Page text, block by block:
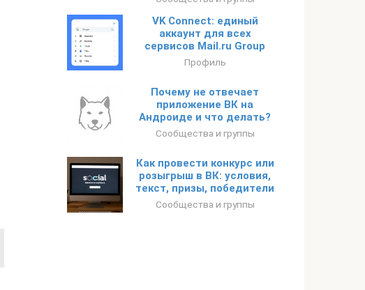
VK Connect: единый
аккаунт для всех
сервисов Mail.ru Group
Профиль
Почему не отвечает
приложение ВК на
Андроиде и что делать?
Сообщества и группы
Как провести конкурс или
розыгрыш в ВК: условия,
текст, призы, победители
Сообщества и группы